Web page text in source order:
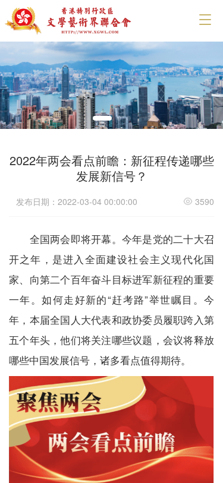
T
g
l
e
n
a
i
t
n
2022年两会看点前瞻：新征程传递哪些
发展新信号？
发布日期：2022-03-04 00:00:00 3590
全国两会即将开幕。今年是党的二十大召
开之年，是进入全面建设社会主义现代化国
家、向第二个百年奋斗目标进军新征程的重要
一年。如何走好新的“赶考路”举世瞩目。今
年，本届全国人大代表和政协委员履职跨入第
五个年头，他们将关注哪些议题，会议将释放
哪些中国发展信号，诸多看点值得期待。